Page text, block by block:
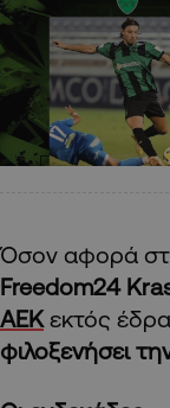
Όσον αφορά
Freedom24
ΑΕΚεκτός
φιλοξενήσει